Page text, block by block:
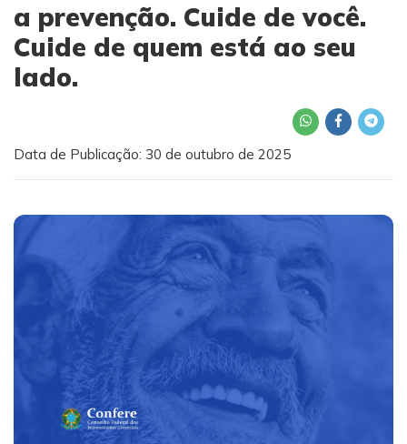
a prevenção. Cuide de você.
Cuide de quem está ao seu
lado.
Data de Publicação: 30 de outubro de 2025